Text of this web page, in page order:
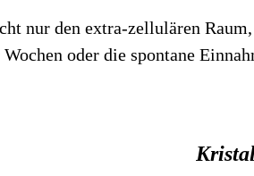
nur den extra-zellulären
oder die spontane
St. Helia-
Spezial-